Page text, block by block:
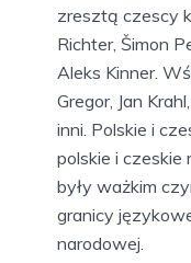
zresztą czescy
Richter, Šimon
Aleks Kinner.
Gregor, Jan
inni. Polskie i
polskie i czeskie
były ważkim
granicy
narodowej.